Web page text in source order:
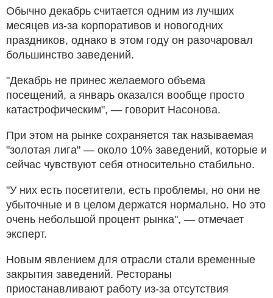
Обычно декабрь считается одним из лучших
месяцев из-за корпоративов и новогодних
праздников, однако в этом году он разочаровал
большинство заведений.
"Декабрь не принес желаемого объема
посещений, а январь оказался вообще просто
катастрофическим", — говорит Насонова.
При этом на рынке сохраняется так называемая
"золотая лига" — около 10% заведений, которые и
сейчас чувствуют себя относительно стабильно.
"У них есть посетители, есть проблемы, но они не
убыточные и в целом держатся нормально. Но это
очень небольшой процент рынка", — отмечает
эксперт.
Новым явлением для отрасли стали временные
закрытия заведений. Рестораны
приостанавливают работу из-за отсутствия